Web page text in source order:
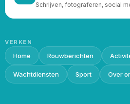
Schrijven, fotograferen, social
VERKEN
Home Rouwberichten
Wachtdiensten Sport Over